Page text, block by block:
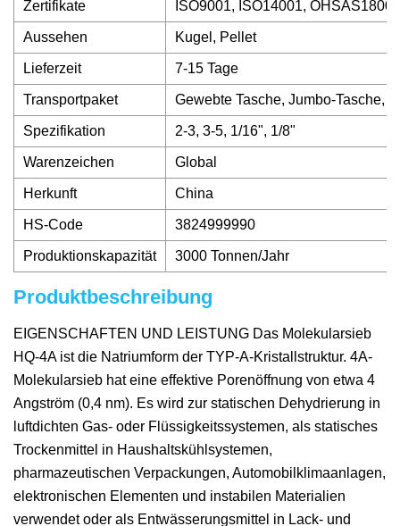
Zertifikate ISO9001, ISO14001, OHSAS18001
Aussehen Kugel, Pellet
Lieferzeit 7-15 Tage
Transportpaket Gewebte Tasche, Jumbo-Tasche,
Spezifikation 2-3, 3-5, 1/16", 1/8"
Warenzeichen Global
Herkunft China
HS-Code 3824999990
Produktionskapazität 3000 Tonnen/Jahr
Produktbeschreibung
EIGENSCHAFTEN UND LEISTUNG Das Molekularsieb
HQ-4A ​​ist die Natriumform der TYP-A-Kristallstruktur. 4A-
Molekularsieb hat eine effektive Porenöffnung von etwa 4
Angström (0,4 nm). Es wird zur statischen Dehydrierung in
luftdichten Gas- oder Flüssigkeitssystemen, als statisches
Trockenmittel in Haushaltskühlsystemen,
pharmazeutischen Verpackungen, Automobilklimaanlagen,
elektronischen Elementen und instabilen Materialien
verwendet oder als Entwässerungsmittel in Lack- und